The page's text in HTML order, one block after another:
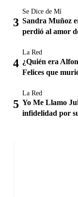
Se Dice de Mí
Sandra Muñoz
perdió al amor
La Red
¿Quién era
Felices que
La Red
Yo Me Llamo
infidelidad por